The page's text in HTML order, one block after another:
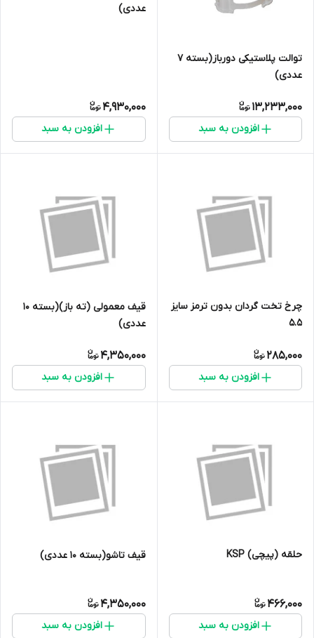
توالت پلاستیکی دورباز(بسته 7
عددی)
13,233,000
افزودن به سبد
عددی)
4,930,000
افزودن به سبد
چرخ تخت گردان بدون ترمز سایز
5.5
285,000
افزودن به سبد
قیف معمولی (ته باز)(بسته ۱۰
عددی)
4,350,000
افزودن به سبد
حلقه (پیچی) KSP
466,000
افزودن به سبد
قیف تاشو(بسته ۱۰ عددی)
4,350,000
افزودن به سبد